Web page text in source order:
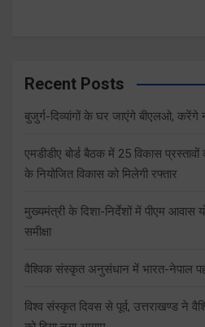
Recent Posts
बुजुर्ग-दिव्यांगों के घर जाएंगे बीएलओ, करेंगे
एमडीडीए बोर्ड बैठक में 25 विकास
के नियोजित विकास को मिलेगी रफ्तार
मुख्यमंत्री के दिशा-निर्देशों में पीएम आवास
समीक्षा
वैश्विक संस्कृत अनुसंधान में भारत-नेपाल
विश्व संस्कृत दिवस से पूर्व, उत्तराखण्ड ने